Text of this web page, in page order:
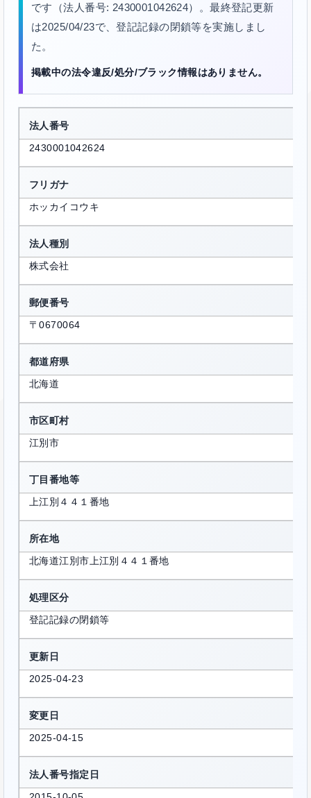
です（法人番号: 2430001042624）。最終登記更新
は2025/04/23で、登記記録の閉鎖等を実施しまし
た。
掲載中の法令違反/処分/ブラック情報はありません。
法人番号
2430001042624
フリガナ
ホッカイコウキ
法人種別
株式会社
郵便番号
〒0670064
都道府県
北海道
市区町村
江別市
丁目番地等
上江別４４１番地
所在地
北海道江別市上江別４４１番地
処理区分
登記記録の閉鎖等
更新日
2025-04-23
変更日
2025-04-15
法人番号指定日